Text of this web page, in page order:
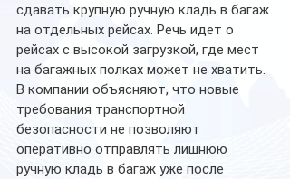
сдавать крупную ручную кладь в багаж
на отдельных рейсах. Речь идет о
рейсах с высокой загрузкой, где мест
на багажных полках может не хватить.
В компании объясняют, что новые
требования транспортной
безопасности не позволяют
оперативно отправлять лишнюю
ручную кладь в багаж уже после